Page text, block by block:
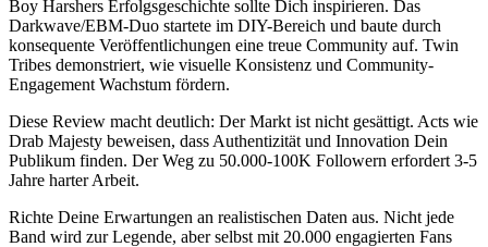
Boy Harshers Erfolgsgeschichte sollte Dich inspirieren. Das
Darkwave/EBM-Duo startete im DIY-Bereich und baute durch
konsequente Veröffentlichungen eine treue Community auf. Twin
Tribes demonstriert, wie visuelle Konsistenz und Community-
Engagement Wachstum fördern.
Diese Review macht deutlich: Der Markt ist nicht gesättigt. Acts wie
Drab Majesty beweisen, dass Authentizität und Innovation Dein
Publikum finden. Der Weg zu 50.000-100K Followern erfordert 3-5
Jahre harter Arbeit.
Richte Deine Erwartungen an realistischen Daten aus. Nicht jede
Band wird zur Legende, aber selbst mit 20.000 engagierten Fans